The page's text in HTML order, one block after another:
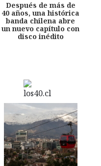
Después de más de
40 años, una histórica
banda chilena abre
un nuevo capítulo con
disco inédito